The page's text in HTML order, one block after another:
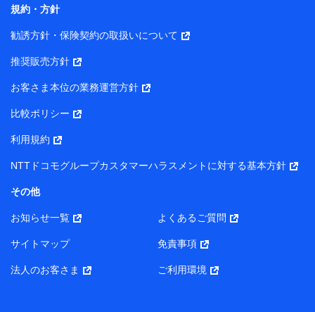
コンサルティングサービスの実施のため
アンケートやキャンペーン等の実施のため
上記に係る案内・手続き・管理等付帯業務を行うため
所・代表者名】
り）
株式会社NTTドコモ・フィナンシャルグループ 代表取締役
社長 廣井 孝史
東京都中央区日本橋人形町2-14-10 アーバンネット日本橋
株式会社ドコモ・インシュアランス 代表取締役社長 吉
村 忠義
また当社は、オンライン面談による保険のご相談にあたっ
規約・方針
勧誘方針・保険契約の取扱いについて
推奨販売方針
お客さま本位の業務運営方針
比較ポリシー
利用規約
NTTドコモグループカスタマーハラスメントに対する基本方針
その他
お知らせ一覧 よくあるご質問
サイトマップ 免責事項
法人のお客さま ご利用環境